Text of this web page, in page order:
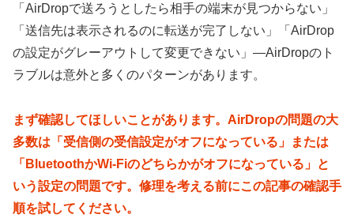
「AirDropで送ろうとしたら相手の端末が見つからない」
「送信先は表示されるのに転送が完了しない」「AirDrop
の設定がグレーアウトして変更できない」—AirDropのト
ラブルは意外と多くのパターンがあります。
まず確認してほしいことがあります。AirDropの問題の大
多数は「受信側の受信設定がオフになっている」または
「BluetoothかWi-Fiのどちらかがオフになっている」と
いう設定の問題です。修理を考える前にこの記事の確認手
順を試してください。